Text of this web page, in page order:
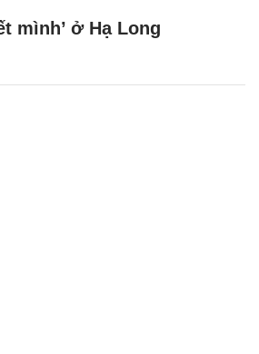
mình’ ở Hạ Long